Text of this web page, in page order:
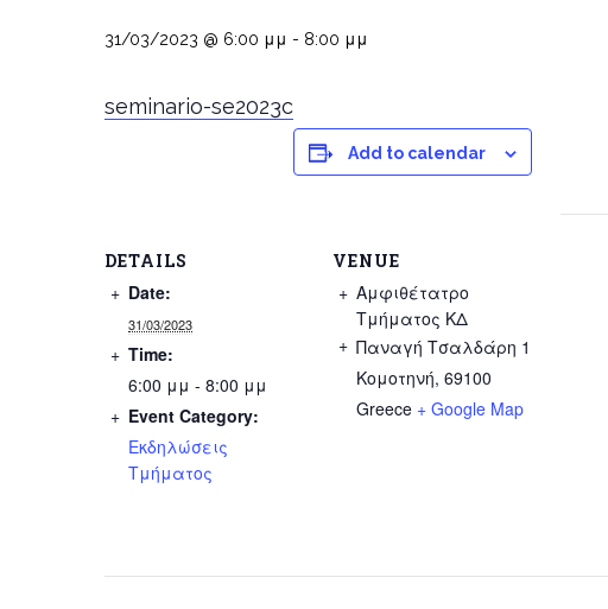
31/03/2023 @ 6:00 μμ - 8:00 μμ
seminario-se2023c
Add to calendar
DETAILS
Date:
31/03/2023
Time:
6:00 μμ - 8:00 μμ
Event Category:
Εκδηλώσεις
Τμήματος
VENUE
Αμφιθέτατρο
Τμήματος ΚΔ
Παναγή Τσαλδάρη 1
Κομοτηνή, 69100
Greece + Google Map